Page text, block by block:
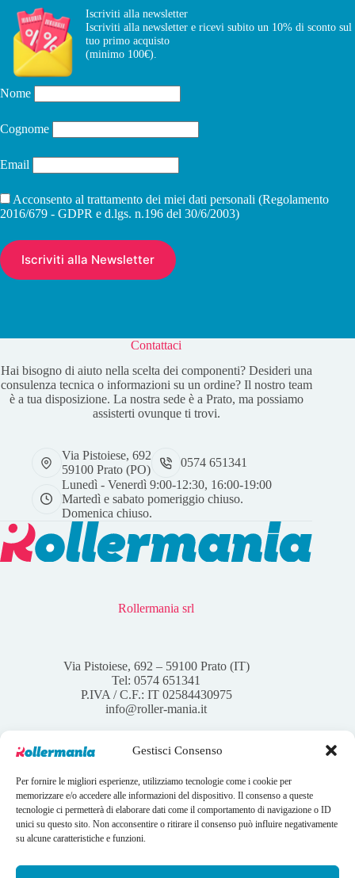
Gestisci Consenso
Per fornire le migliori esperienze, utilizziamo tecnologie come i cookie per
memorizzare e/o accedere alle informazioni del dispositivo. Il consenso a queste
tecnologie ci permetterà di elaborare dati come il comportamento di navigazione o ID
unici su questo sito. Non acconsentire o ritirare il consenso può influire negativamente
su alcune caratteristiche e funzioni.
Iscriviti alla newsletter
Iscriviti alla newsletter e ricevi subito un 10% di sconto sul
tuo primo acquisto
(minimo 100€).
Nome
Cognome
Email
Acconsento al trattamento dei miei dati personali (Regolamento
2016/679 - GDPR e d.lgs. n.196 del 30/6/2003)
Contattaci
Hai bisogno di aiuto nella scelta dei componenti? Desideri una
consulenza tecnica o informazioni su un ordine? Il nostro team
è a tua disposizione. La nostra sede è a Prato, ma possiamo
assisterti ovunque ti trovi.
Via Pistoiese, 692
59100 Prato (PO)
0574 651341
Lunedì - Venerdì 9:00-12:30, 16:00-19:00
Martedì e sabato pomeriggio chiuso.
Domenica chiuso.
Rollermania srl
Via Pistoiese, 692 – 59100 Prato (IT)
Tel: 0574 651341
P.IVA / C.F.: IT 02584430975
info@roller-mania.it
Account
Il mio account
I tuoi ordini